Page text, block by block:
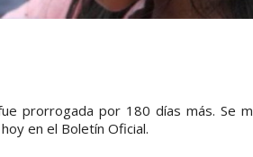
prorrogada por 180 días más. Se
en el Boletín Oficial.